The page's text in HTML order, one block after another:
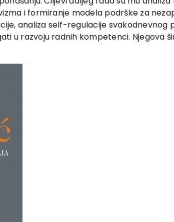
i formiranje modela podrške za
analiza self-regulacije svakodnevnog
u razvoju radnih kompetenci. Njegova